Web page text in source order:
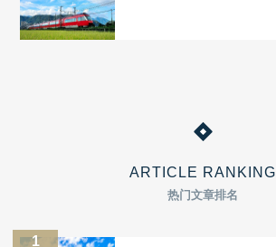
ARTICLE RANKING
热门文章排名